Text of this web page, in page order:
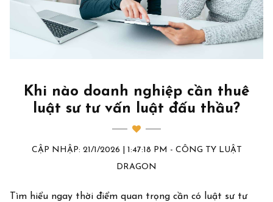
Khi nào doanh nghiệp cần thuê
luật sư tư vấn luật đấu thầu?
CẬP NHẬP: 21/1/2026 | 1:47:18 PM - CÔNG TY LUẬT
DRAGON
Tìm hiểu ngay thời điểm quan trọng cần có luật sư tư